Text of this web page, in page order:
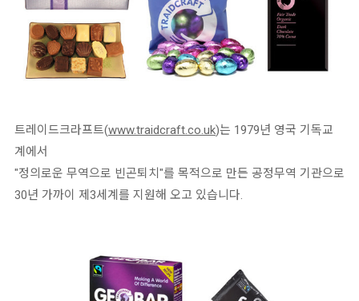
트레이드크라프트(www.traidcraft.co.uk)는 1979년 영국 기독교
계에서
"정의로운 무역으로 빈곤퇴치"를 목적으로 만든 공정무역 기관으로
30년 가까이 제3세계를 지원해 오고 있습니다.